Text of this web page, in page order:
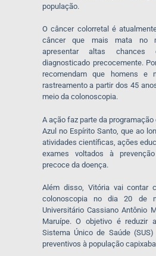
população.
O câncer colorretal é
câncer que mais mata no
apresentar altas chances
diagnosticado precocemente.
recomendam que homens e
rastreamento a partir dos 45
meio da colonoscopia.
A ação faz parte da
Azul no Espírito Santo, que ao
atividades científicas, ações
exames voltados à
precoce da doença.
Além disso, Vitória vai contar
colonoscopia no dia 20 de
Universitário Cassiano Antônio
Maruípe. O objetivo é reduzir
Sistema Único de Saúde
preventivos à população